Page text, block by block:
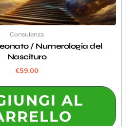
Consulenza
/ Numerologia del
Nascituro
€59.00
AL